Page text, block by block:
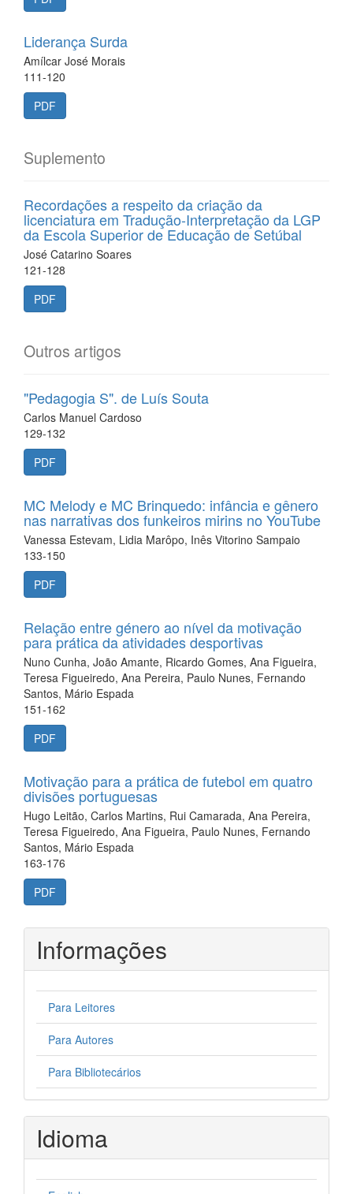
Liderança Surda
Amílcar José Morais
111-120
PDF
Suplemento
Recordações a respeito da criação da
licenciatura em Tradução-Interpretação da LGP
da Escola Superior de Educação de Setúbal
José Catarino Soares
121-128
PDF
Outros artigos
"Pedagogia S". de Luís Souta
Carlos Manuel Cardoso
129-132
PDF
MC Melody e MC Brinquedo: infância e gênero
nas narrativas dos funkeiros mirins no YouTube
Vanessa Estevam, Lidia Marôpo, Inês Vitorino Sampaio
133-150
PDF
Relação entre género ao nível da motivação
para prática da atividades desportivas
Nuno Cunha, João Amante, Ricardo Gomes, Ana Figueira,
Teresa Figueiredo, Ana Pereira, Paulo Nunes, Fernando
Santos, Mário Espada
151-162
PDF
Motivação para a prática de futebol em quatro
divisões portuguesas
Hugo Leitão, Carlos Martins, Rui Camarada, Ana Pereira,
Teresa Figueiredo, Ana Figueira, Paulo Nunes, Fernando
Santos, Mário Espada
163-176
PDF
Informações
Para Leitores
Para Autores
Para Bibliotecários
Idioma